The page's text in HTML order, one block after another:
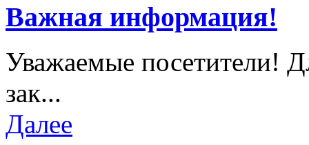
Важная информация!
Уважаемые посетители!
зак...
Далее